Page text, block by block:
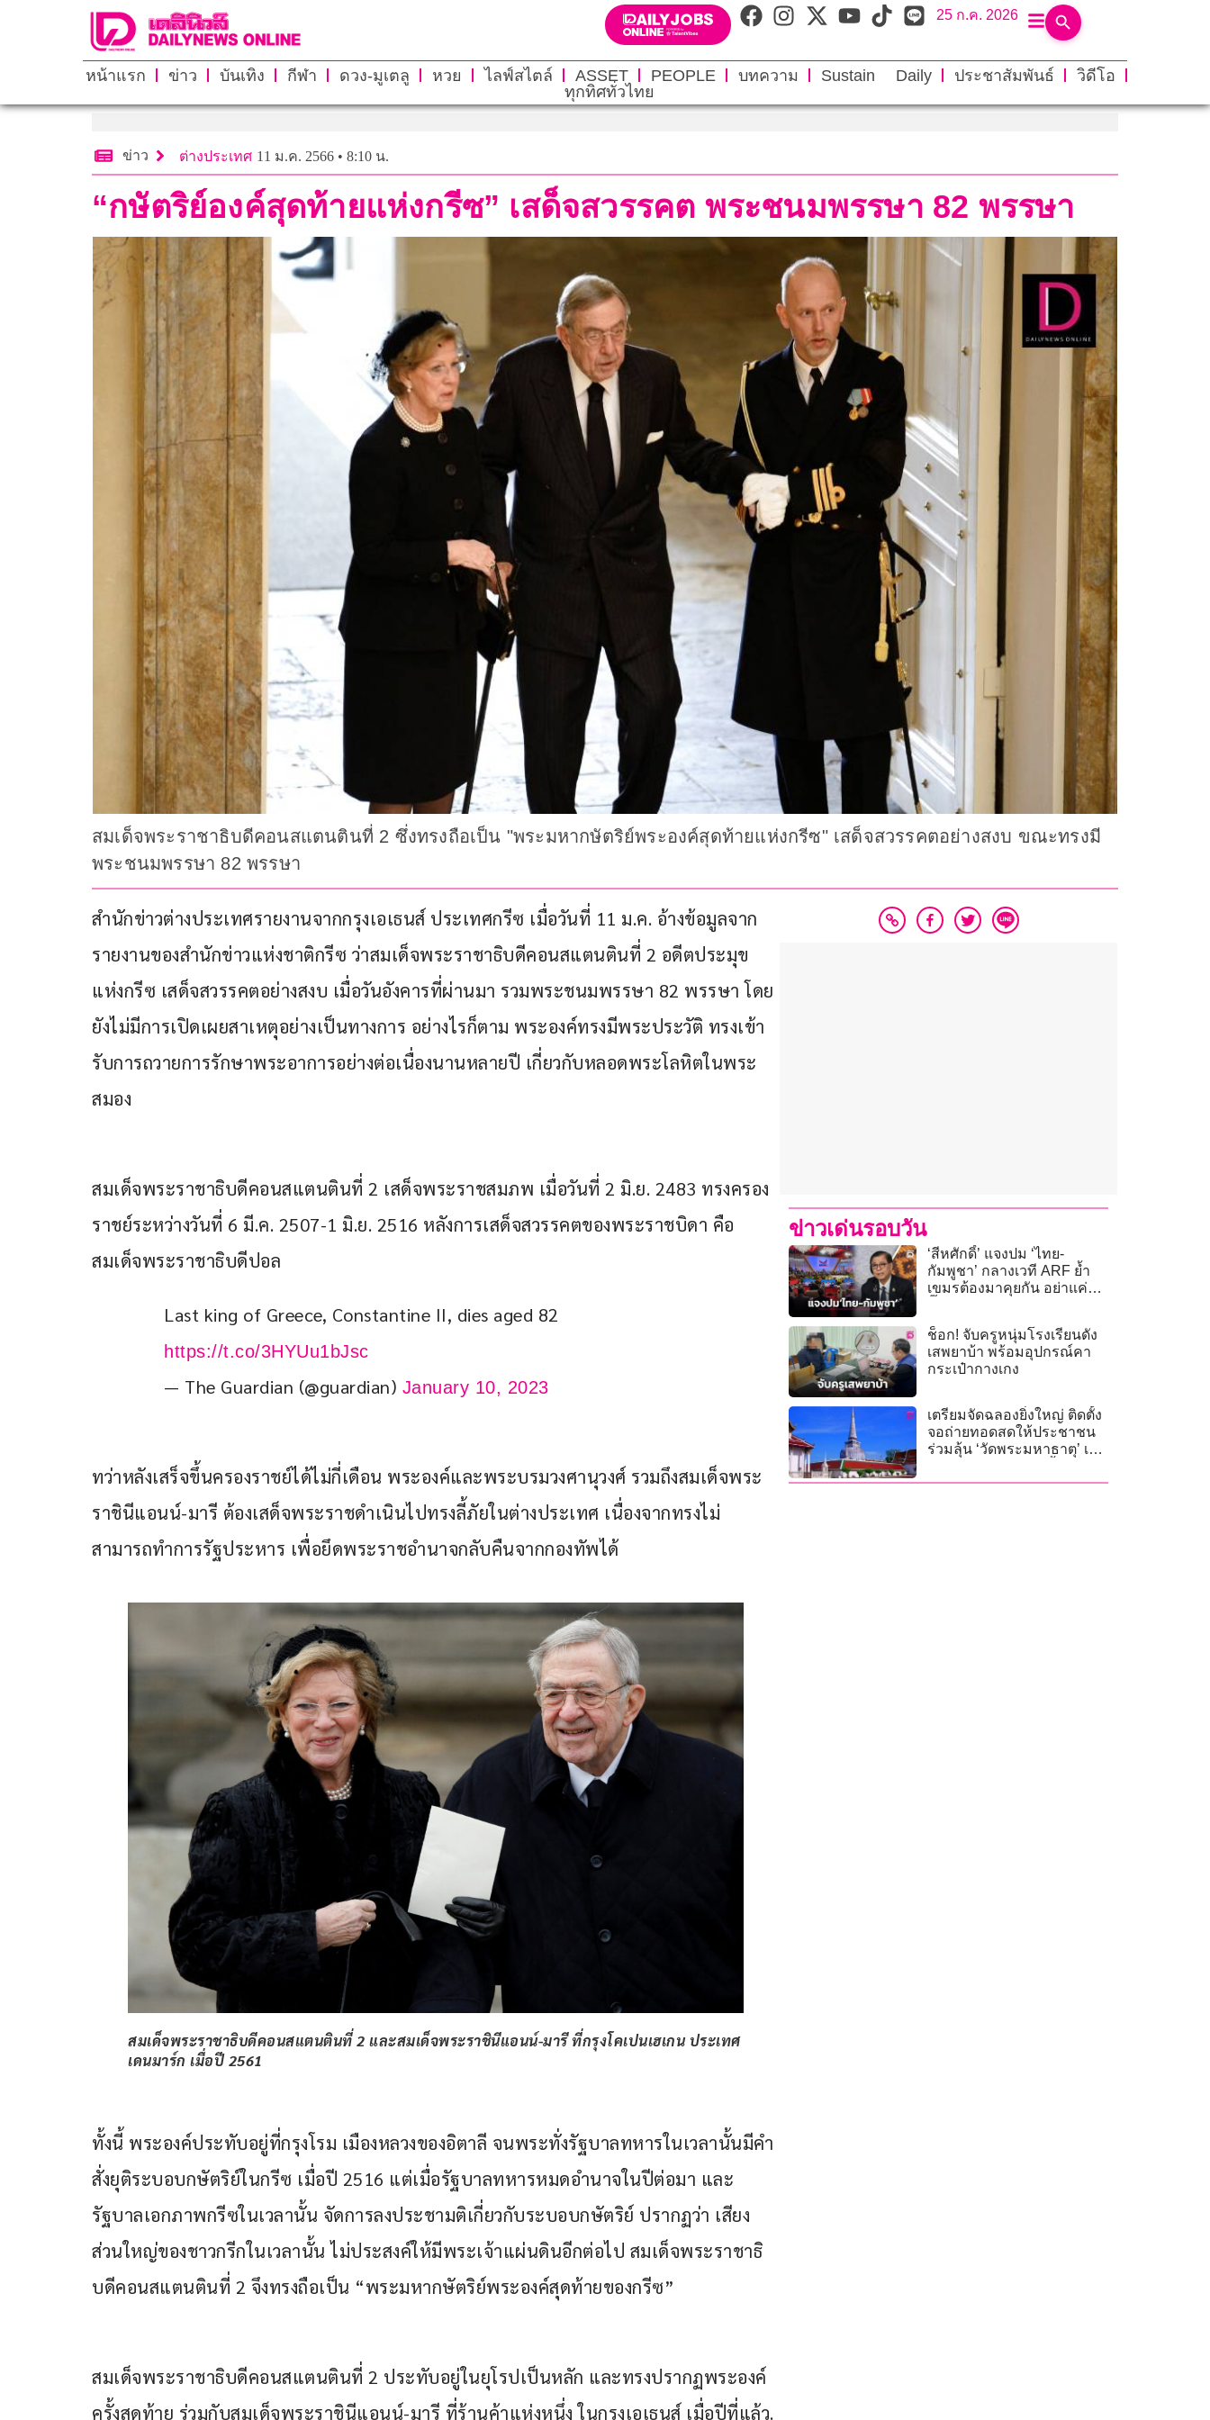
25 ก.ค. 2026
หน้าแรก ข่าว บันเทิง กีฬา ดวง-มูเตลู หวย ไลฟ์สไตล์ ASSET PEOPLE บทความ Sustain Daily ประชาสัมพันธ์
วิดีโอ
ทุกทิศทั่วไทย
ข่าว ต่างประเทศ 11 ม.ค. 2566 • 8:10 น.
“กษัตริย์องค์สุดท้ายแห่งกรีซ” เสด็จสวรรคต พระชนมพรรษา 82 พรรษา
สมเด็จพระราชาธิบดีคอนสแตนตินที่ 2 ซึ่งทรงถือเป็น "พระมหากษัตริย์พระองค์สุดท้ายแห่งกรีซ" เสด็จสวรรคตอย่างสงบ ขณะทรงมี
พระชนมพรรษา 82 พรรษา
สำนักข่าวต่างประเทศรายงานจากกรุงเอเธนส์ ประเทศกรีซ เมื่อวันที่ 11 ม.ค. อ้างข้อมูลจาก
รายงานของสำนักข่าวแห่งชาติกรีซ ว่าสมเด็จพระราชาธิบดีคอนสแตนตินที่ 2 อดีตประมุข
แห่งกรีซ เสด็จสวรรคตอย่างสงบ เมื่อวันอังคารที่ผ่านมา รวมพระชนมพรรษา 82 พรรษา โดย
ยังไม่มีการเปิดเผยสาเหตุอย่างเป็นทางการ อย่างไรก็ตาม พระองค์ทรงมีพระประวัติ ทรงเข้า
รับการถวายการรักษาพระอาการอย่างต่อเนื่องนานหลายปี เกี่ยวกับหลอดพระโลหิตในพระ
สมอง
สมเด็จพระราชาธิบดีคอนสแตนตินที่ 2 เสด็จพระราชสมภพ เมื่อวันที่ 2 มิ.ย. 2483 ทรงครอง
ราชย์ระหว่างวันที่ 6 มี.ค. 2507-1 มิ.ย. 2516 หลังการเสด็จสวรรคตของพระราชบิดา คือ
สมเด็จพระราชาธิบดีปอล
Last king of Greece, Constantine II, dies aged 82
https://t.co/3HYUu1bJsc
— The Guardian (@guardian) January 10, 2023
ทว่าหลังเสร็จขึ้นครองราชย์ได้ไม่กี่เดือน พระองค์และพระบรมวงศานุวงศ์ รวมถึงสมเด็จพระ
ราชินีแอนน์-มารี ต้องเสด็จพระราชดำเนินไปทรงลี้ภัยในต่างประเทศ เนื่องจากทรงไม่
สามารถทำการรัฐประหาร เพื่อยึดพระราชอำนาจกลับคืนจากกองทัพได้
สมเด็จพระราชาธิบดีคอนสแตนตินที่ 2 และสมเด็จพระราชินีแอนน์-มารี ที่กรุงโคเปนเฮเกน ประเทศ
เดนมาร์ก เมื่อปี 2561
ทั้งนี้ พระองค์ประทับอยู่ที่กรุงโรม เมืองหลวงของอิตาลี จนพระทั่งรัฐบาลทหารในเวลานั้นมีคำ
สั่งยุติระบอบกษัตริย์ในกรีซ เมื่อปี 2516 แต่เมื่อรัฐบาลทหารหมดอำนาจในปีต่อมา และ
รัฐบาลเอกภาพกรีซในเวลานั้น จัดการลงประชามติเกี่ยวกับระบอบกษัตริย์ ปรากฏว่า เสียง
ส่วนใหญ่ของชาวกรีกในเวลานั้น ไม่ประสงค์ให้มีพระเจ้าแผ่นดินอีกต่อไป สมเด็จพระราชาธิ
บดีคอนสแตนตินที่ 2 จึงทรงถือเป็น “พระมหากษัตริย์พระองค์สุดท้ายของกรีซ”
สมเด็จพระราชาธิบดีคอนสแตนตินที่ 2 ประทับอยู่ในยุโรปเป็นหลัก และทรงปรากฏพระองค์
ครั้งสุดท้าย ร่วมกับสมเด็จพระราชินีแอนน์-มารี ที่ร้านค้าแห่งหนึ่ง ในกรุงเอเธนส์ เมื่อปีที่แล้ว.
ข่าวเด่นรอบวัน
‘สีหศักดิ์’ แจงปม ‘ไทย-
กัมพูชา’ กลางเวที ARF ย้ำ
เขมรต้องมาคุยกัน อย่าแค่ตี
ช็อก! จับครูหนุ่มโรงเรียนดัง
เสพยาบ้า พร้อมอุปกรณ์คา
กระเป๋ากางเกง
เตรียมจัดฉลองยิ่งใหญ่ ติดตั้ง
จอถ่ายทอดสดให้ประชาชน
ร่วมลุ้น ‘วัดพระมหาธาตุ’ เป็น